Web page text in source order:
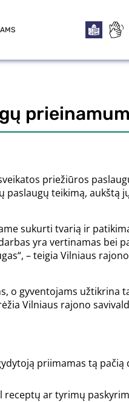
priežiūros
teikimą, aukštą
sukurti tvarią ir
yra vertinamas bei
– teigia Vilniaus
o gyventojams užtikrina
Vilniaus rajono
priimamas tą pačią
receptų ar tyrimų